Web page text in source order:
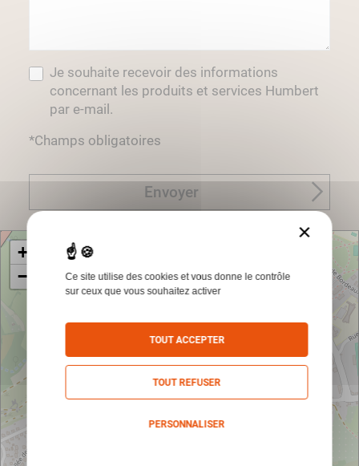
Je souhaite recevoir des informations
concernant les produits et services Humbert
par e-mail.
*Champs obligatoires
Envoyer
+
−
×
Ce site utilise des cookies et vous donne le contrôle
sur ceux que vous souhaitez activer
TOUT ACCEPTER
TOUT REFUSER
PERSONNALISER